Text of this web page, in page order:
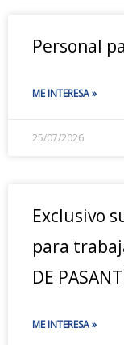
Personal
ME INTERESA »
25/07/2026
Exclusivo
para
DE
ME INTERESA »